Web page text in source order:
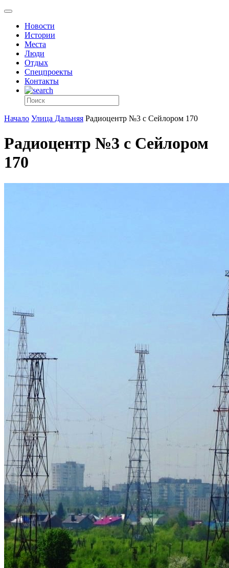
Новости
Истории
Места
Люди
Отдых
Спецпроекты
Контакты
Начало Улица Дальняя Радиоцентр №3 с Сейлором 170
Радиоцентр №3 с Сейлором
170